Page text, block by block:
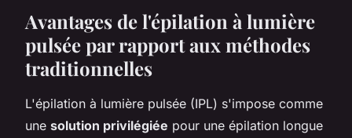
Avantages de l'épilation à lumière
pulsée par rapport aux méthodes
traditionnelles
L'épilation à lumière pulsée (IPL) s'impose comme
une solution privilégiée pour une épilation longue